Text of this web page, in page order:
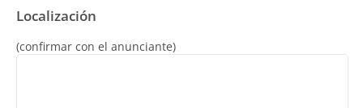
Localización
(confirmar con el anunciante)